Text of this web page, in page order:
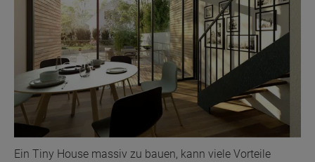
Ein Tiny House massiv zu bauen, kann viele Vorteile